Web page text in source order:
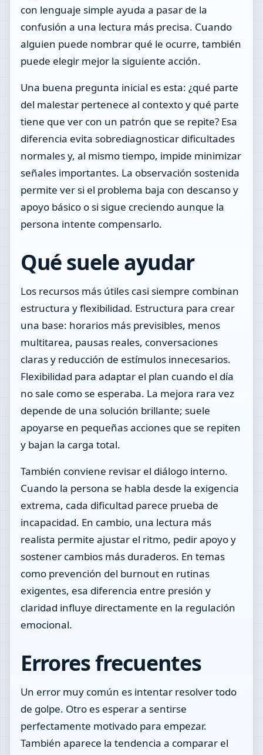
con lenguaje simple ayuda a pasar de la
confusión a una lectura más precisa. Cuando
alguien puede nombrar qué le ocurre, también
puede elegir mejor la siguiente acción.
Una buena pregunta inicial es esta: ¿qué parte
del malestar pertenece al contexto y qué parte
tiene que ver con un patrón que se repite? Esa
diferencia evita sobrediagnosticar dificultades
normales y, al mismo tiempo, impide minimizar
señales importantes. La observación sostenida
permite ver si el problema baja con descanso y
apoyo básico o si sigue creciendo aunque la
persona intente compensarlo.
Qué suele ayudar
Los recursos más útiles casi siempre combinan
estructura y flexibilidad. Estructura para crear
una base: horarios más previsibles, menos
multitarea, pausas reales, conversaciones
claras y reducción de estímulos innecesarios.
Flexibilidad para adaptar el plan cuando el día
no sale como se esperaba. La mejora rara vez
depende de una solución brillante; suele
apoyarse en pequeñas acciones que se repiten
y bajan la carga total.
También conviene revisar el diálogo interno.
Cuando la persona se habla desde la exigencia
extrema, cada dificultad parece prueba de
incapacidad. En cambio, una lectura más
realista permite ajustar el ritmo, pedir apoyo y
sostener cambios más duraderos. En temas
como prevención del burnout en rutinas
exigentes, esa diferencia entre presión y
claridad influye directamente en la regulación
emocional.
Errores frecuentes
Un error muy común es intentar resolver todo
de golpe. Otro es esperar a sentirse
perfectamente motivado para empezar.
También aparece la tendencia a comparar el